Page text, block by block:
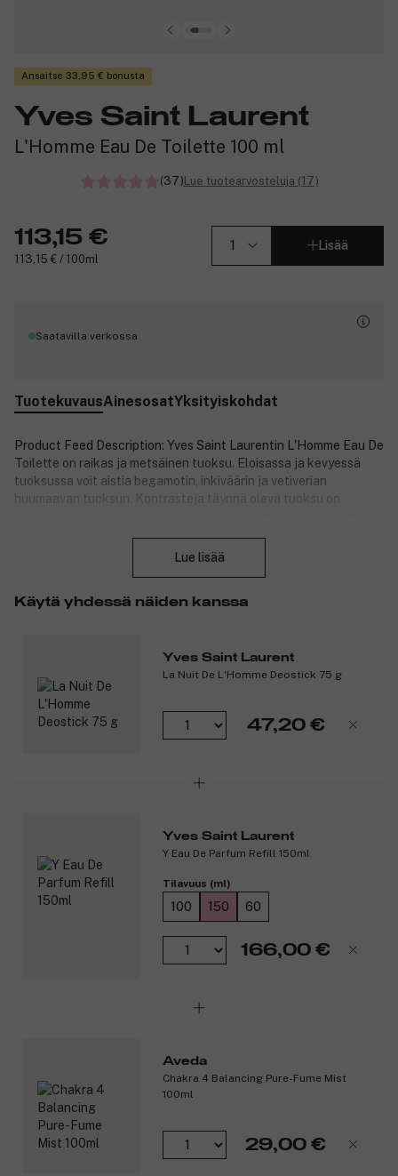
Ansaitse 33,95 € bonusta
Yves Saint Laurent
L'Homme Eau De Toilette 100 ml
(37)Lue tuotearvosteluja (17)
113,15 €
113,15 € / 100ml
Lisää
Saatavilla verkossa
TuotekuvausAinesosatYksityiskohdat
Product Feed Description: Yves Saint Laurentin L'Homme Eau De
Toilette on raikas ja metsäinen tuoksu. Eloisassa ja kevyessä
tuoksussa voit aistia begamotin, inkiväärin ja vetiverian
huumaavan tuoksun. Kontrasteja täynnä oleva tuoksu on
Lue lisää
Käytä yhdessä näiden kanssa
Yves Saint Laurent
La Nuit De L'Homme Deostick 75 g
47,20 €
Yves Saint Laurent
Y Eau De Parfum Refill 150ml
Tilavuus (ml)
100 150 60
166,00 €
Aveda
Chakra 4 Balancing Pure-Fume Mist
100ml
29,00 €